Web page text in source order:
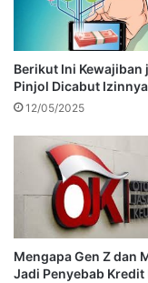
Berikut Ini Kewajiban
Pinjol Dicabut Izinnya
12/05/2025
Mengapa Gen Z dan
Jadi Penyebab Kredit